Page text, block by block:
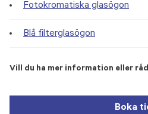
Fotokromatiska glasögon
Blå filterglasögon
Vill du ha mer information eller
Boka